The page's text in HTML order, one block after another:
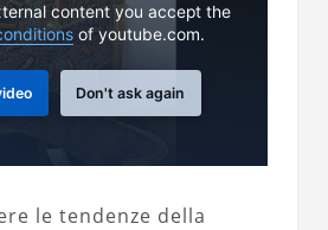
content you accept the
of youtube.com.
Don't ask again
le tendenze della